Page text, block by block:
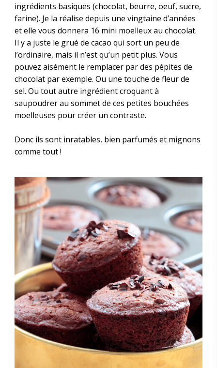
ingrédients basiques (chocolat, beurre, oeuf, sucre,
farine). Je la réalise depuis une vingtaine d’années
et elle vous donnera 16 mini moelleux au chocolat.
Il y a juste le grué de cacao qui sort un peu de
l’ordinaire, mais il n’est qu’un petit plus. Vous
pouvez aisément le remplacer par des pépites de
chocolat par exemple. Ou une touche de fleur de
sel. Ou tout autre ingrédient croquant à
saupoudrer au sommet de ces petites bouchées
moelleuses pour créer un contraste.
Donc ils sont inratables, bien parfumés et mignons
comme tout !